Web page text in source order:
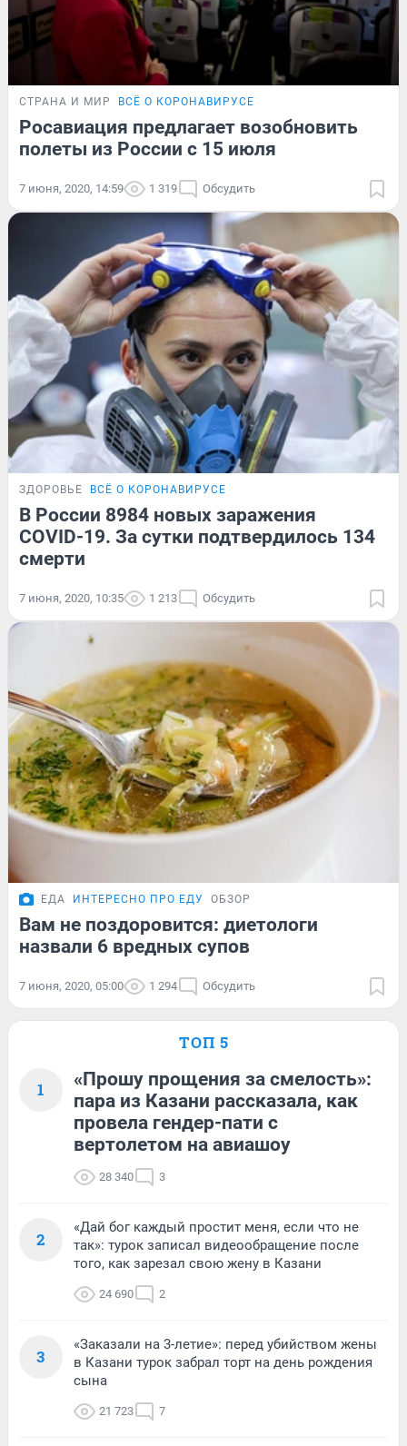
СТРАНА И МИР ВСЁ О КОРОНАВИРУСЕ
Росавиация предлагает возобновить
полеты из России с 15 июля
7 июня, 2020, 14:59 1 319 Обсудить
ЗДОРОВЬЕ ВСЁ О КОРОНАВИРУСЕ
В России 8984 новых заражения
COVID-19. За сутки подтвердилось 134
смерти
7 июня, 2020, 10:35 1 213 Обсудить
ЕДА ИНТЕРЕСНО ПРО ЕДУ ОБЗОР
Вам не поздоровится: диетологи
назвали 6 вредных супов
7 июня, 2020, 05:00 1 294 Обсудить
ТОП 5
1
«Прошу прощения за смелость»:
пара из Казани рассказала, как
провела гендер-пати с
вертолетом на авиашоу
28 340 3
2
«Дай бог каждый простит меня, если что не
так»: турок записал видеообращение после
того, как зарезал свою жену в Казани
24 690 2
3
«Заказали на 3-летие»: перед убийством жены
в Казани турок забрал торт на день рождения
сына
21 723 7